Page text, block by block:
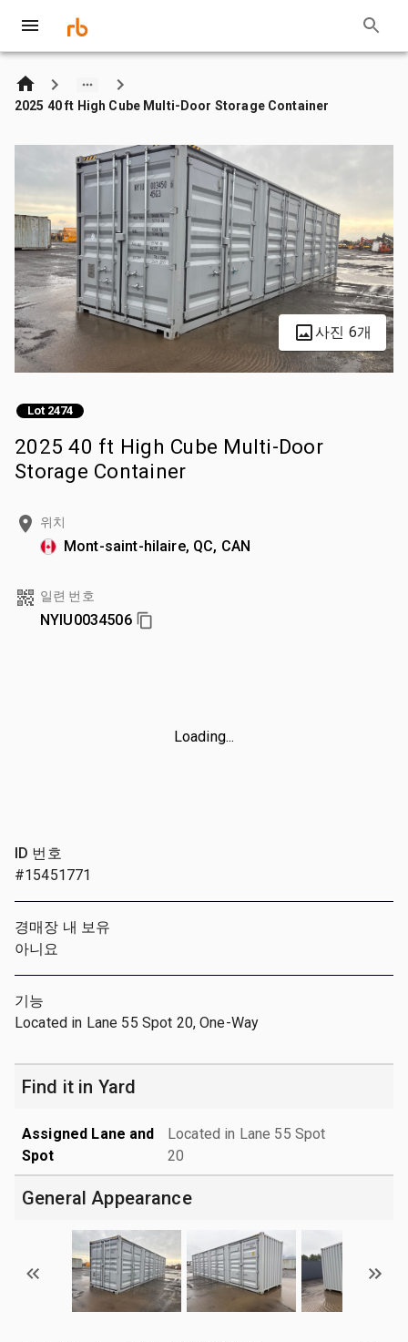
2025 40 ft High Cube Multi-Door Storage Container
사진 6개
Lot 2474
2025 40 ft High Cube Multi-Door
Storage Container
위치
Mont-saint-hilaire, QC, CAN
일련 번호
NYIU0034506
Loading...
ID 번호
#15451771
경매장 내 보유
아니요
기능
Located in Lane 55 Spot 20, One-Way
Find it in Yard
Assigned Lane and
Spot
Located in Lane 55 Spot
20
General Appearance